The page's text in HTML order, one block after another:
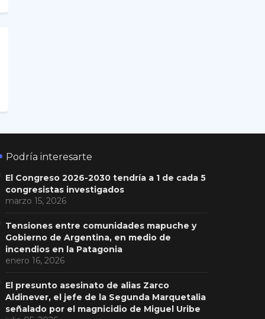
Podría interesarte
El Congreso 2026-2030 tendría a 1 de cada 5
congresistas investigados
marzo 15, 2026
Tensiones entre comunidades mapuche y
Gobierno de Argentina, en medio de
incendios en la Patagonia
enero 16, 2026
El presunto asesinato de alias Zarco
Aldinever, el jefe de la Segunda Marquetalia
señalado por el magnicidio de Miguel Uribe